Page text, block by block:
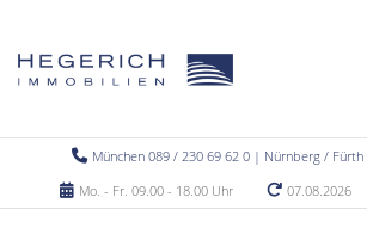
München 089 / 230 69 62 0 | Nürnberg /
Mo. - Fr. 09.00 - 18.00 Uhr
07.08.2026